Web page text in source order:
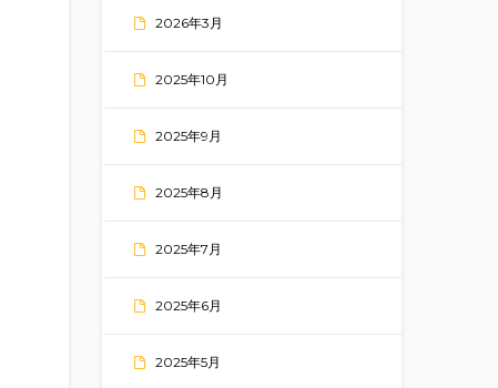
2026年3月
2025年10月
2025年9月
2025年8月
2025年7月
2025年6月
2025年5月